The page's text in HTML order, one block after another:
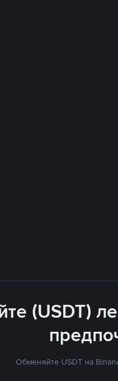
(USDT)
Обменяйте USDT на